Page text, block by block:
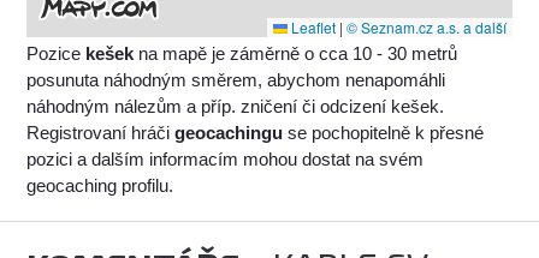
Leaflet | © Seznam.cz a.s. a další
Pozice kešek na mapě je záměrně o cca 10 - 30 metrů
posunuta náhodným směrem, abychom nenapomáhli
náhodným nálezům a příp. zničení či odcizení kešek.
Registrovaní hráčigeocachingu se pochopitelně k přesné
pozici a dalším informacím mohou dostat na svém
geocaching profilu.